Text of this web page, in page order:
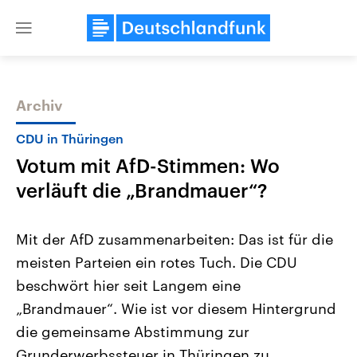
Close
Themen
Landtagswahl Sachsen-Anhalt
2026
Alle Informationen
Sachsen-Anhalt wählt am 6.
September 2026 einen neuen
Landtag. Seit 2021 wird das
Bundesland von einer Koalition aus
USA
Aktuelle Beiträge,
Hintergründe
Wirtschaftlich und
gehören die Vereinigten
den mächtigsten Ländern
mit großem Einfluss auf
Archiv
CDU in Thüringen
Votum mit AfD-Stimmen: Wo
verläuft die „Brandmauer“?
Mit der AfD zusammenarbeiten: Das ist für die
meisten Parteien ein rotes Tuch. Die CDU
beschwört hier seit Langem eine
„Brandmauer“. Wie ist vor diesem Hintergrund
die gemeinsame Abstimmung zur